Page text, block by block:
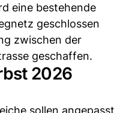
eine bestehende
geschlossen
zwischen der
geschaffen.
2026
sollen angepasst